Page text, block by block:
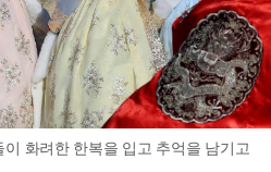
화려한 한복을 입고 추억을 남기고